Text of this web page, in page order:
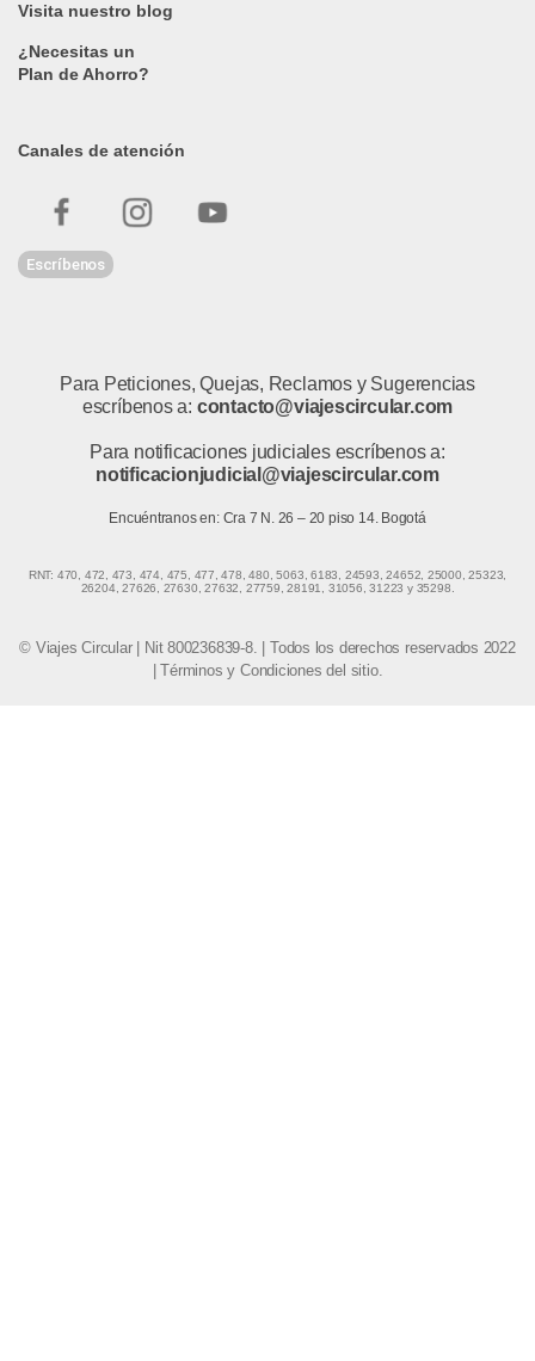
Visita nuestro blog
¿Necesitas un
Plan de Ahorro?
Canales de atención
Escríbenos
Para Peticiones, Quejas, Reclamos y Sugerencias
escríbenos a: contacto@viajescircular.com
Para notificaciones judiciales escríbenos a:
notificacionjudicial@viajescircular.com
Encuéntranos en: Cra 7 N. 26 – 20 piso 14. Bogotá
RNT: 470, 472, 473, 474, 475, 477, 478, 480, 5063, 6183, 24593, 24652, 25000, 25323,
26204, 27626, 27630, 27632, 27759, 28191, 31056, 31223 y 35298.
© Viajes Circular | Nit 800236839-8. | Todos los derechos reservados 2022
|Términos y Condiciones del sitio.